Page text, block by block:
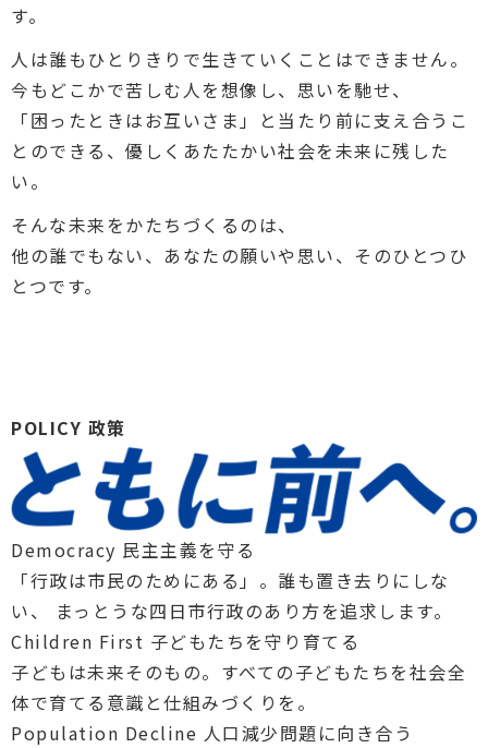
す。
人は誰もひとりきりで生きていくことはできません。
今もどこかで苦しむ人を想像し、思いを馳せ、
「困ったときはお互いさま」と当たり前に支え合うこ
とのできる、優しくあたたかい社会を未来に残した
い。
そんな未来をかたちづくるのは、
他の誰でもない、あなたの願いや思い、そのひとつひ
とつです。
POLICY 政策
Democracy 民主主義を守る
「行政は市民のためにある」。誰も置き去りにしな
い、
まっとうな四日市行政のあり方を追求します。
Children First 子どもたちを守り育てる
子どもは未来そのもの。すべての子どもたちを社会全
体で育てる意識と仕組みづくりを。
Population Decline 人口減少問題に向き合う